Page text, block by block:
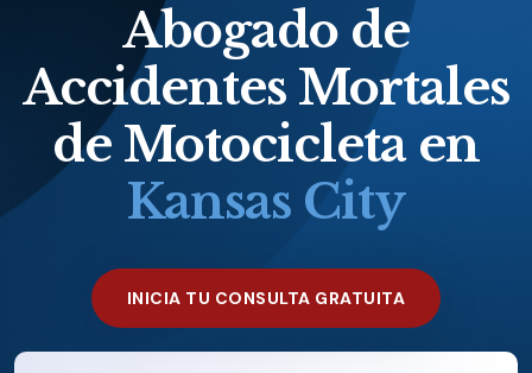
Abogado de
Accidentes Mortales
de Motocicleta en
Kansas City
INICIA TU CONSULTA GRATUITA